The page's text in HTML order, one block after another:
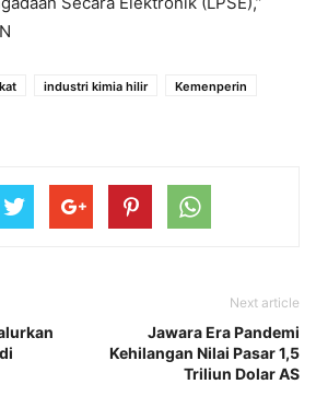
industri kimia hilir
Kemenperin
Next article
Jawara Era Pandemi
Kehilangan Nilai Pasar 1,5
Triliun Dolar AS